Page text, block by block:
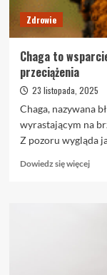
Zdrowie
Chaga to
przeciążenia
23 listopada, 2025
Chaga, nazywana
wyrastającym na
Z pozoru wygląda
Dowiedz się więcej